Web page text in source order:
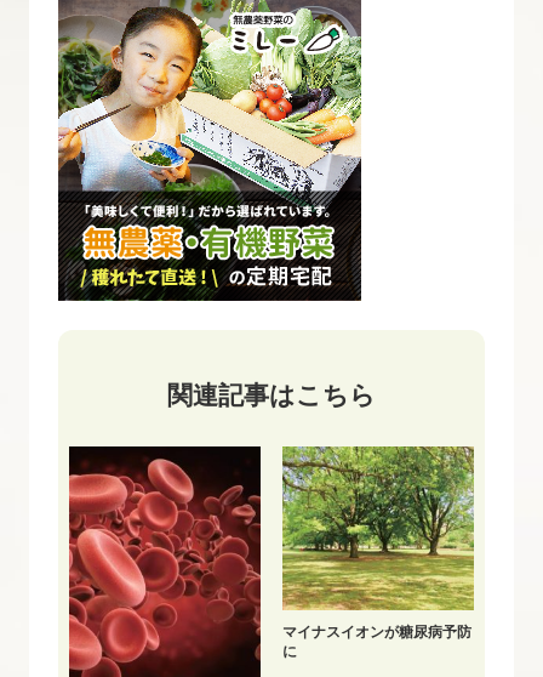
関連記事はこちら
マイナスイオンが糖尿病予防
に